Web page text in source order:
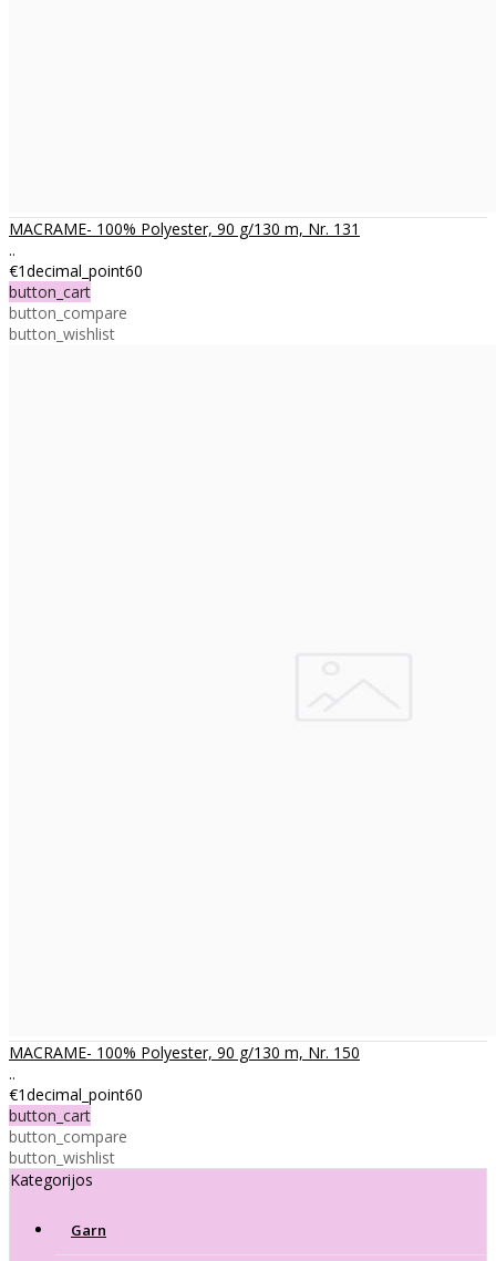
MACRAME- 100% Polyester, 90 g/130 m, Nr. 131
..
€1decimal_point60
button_cart
button_compare
button_wishlist
MACRAME- 100% Polyester, 90 g/130 m, Nr. 150
..
€1decimal_point60
button_cart
button_compare
button_wishlist
Kategorijos
Garn